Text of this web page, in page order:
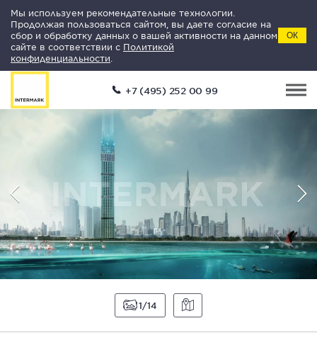
Мы используем рекомендательные технологии.
Продолжая пользоваться сайтом, вы даете согласие на
сбор и обработку данных о вашей активности на данном
сайте в соответствии с Политикой
конфиденциальности
ОК
+7 (495) 252 00 99
1 14